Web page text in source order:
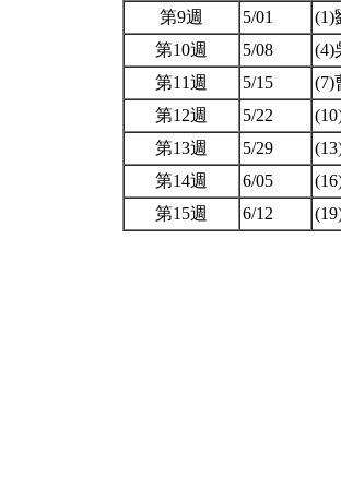
第9週
5/01
(1)
第10週
5/08
(4)
第11週
5/15
(7)
第12週
5/22
第13週
5/29
第14週
6/05
第15週
6/12